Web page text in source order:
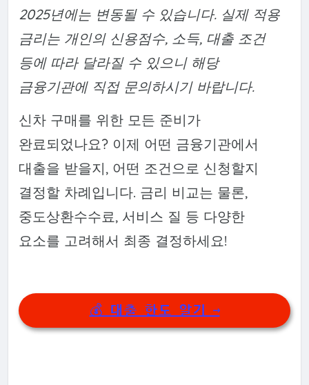
2025년에는 변동될 수 있습니다. 실제 적용
금리는 개인의 신용점수, 소득, 대출 조건
등에 따라 달라질 수 있으니 해당
금융기관에 직접 문의하시기 바랍니다.
신차 구매를 위한 모든 준비가
완료되었나요? 이제 어떤 금융기관에서
대출을 받을지, 어떤 조건으로 신청할지
결정할 차례입니다. 금리 비교는 물론,
중도상환수수료, 서비스 질 등 다양한
요소를 고려해서 최종 결정하세요!
💰 대출 한도 알기 →